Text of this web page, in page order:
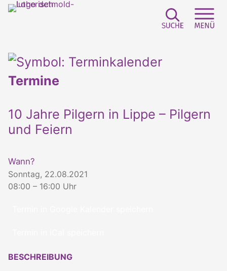
Termine
10 Jahre Pilgern in Lippe – Pilgern
und Feiern
Wann?
Sonntag, 22.08.2021
08:00 – 16:00 Uhr
BESCHREIBUNG